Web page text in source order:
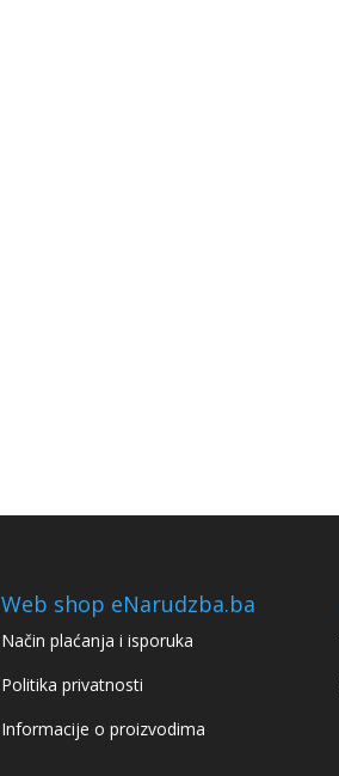
Web shop eNarudzba.ba
Način plaćanja i isporuka
Politika privatnosti
Informacije o proizvodima